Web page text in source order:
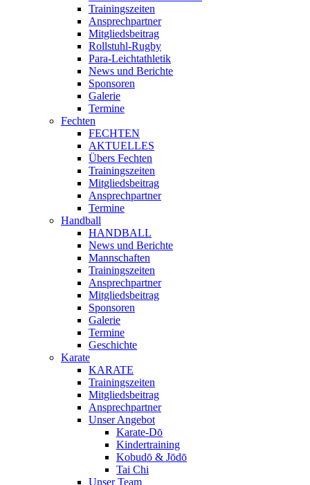
Trainingszeiten
Ansprechpartner
Mitgliedsbeitrag
Rollstuhl-Rugby
Para-Leichtathletik
News und Berichte
Sponsoren
Galerie
Termine
Fechten
FECHTEN
AKTUELLES
Übers Fechten
Trainingszeiten
Mitgliedsbeitrag
Ansprechpartner
Termine
Handball
HANDBALL
News und Berichte
Mannschaften
Trainingszeiten
Ansprechpartner
Mitgliedsbeitrag
Sponsoren
Galerie
Termine
Geschichte
Karate
KARATE
Trainingszeiten
Mitgliedsbeitrag
Ansprechpartner
Unser Angebot
Karate-Dō
Kindertraining
Kobudō & Jōdō
Tai Chi
Unser Team